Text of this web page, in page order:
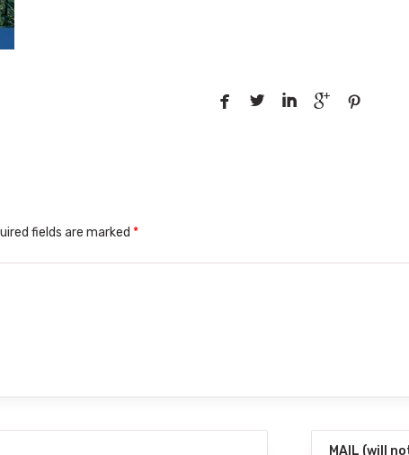
    
fields are marked *
MAIL (will